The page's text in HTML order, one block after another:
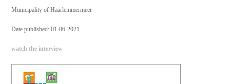
Municipality of Haarlemmermeer
Date published: 01-06-2021
watch the interview